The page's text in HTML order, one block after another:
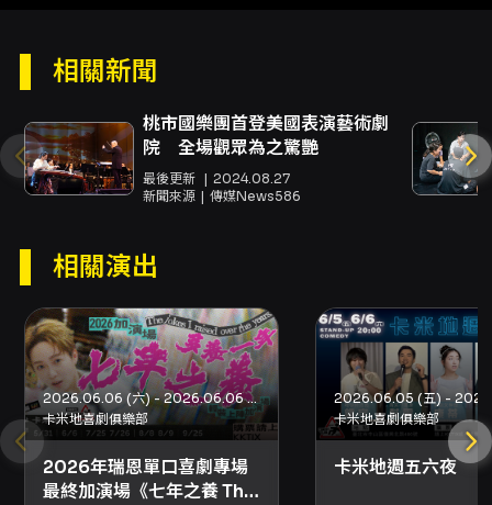
相關新聞
桃市國樂團首登美國表演藝術劇
院 全場觀眾為之驚艷
最後更新
2024.08.27
新聞來源
傳媒News586
相關演出
2026.06.06 (六) - 2026.06.06 (六)
卡米地喜劇俱樂部
2026年瑞恩單口喜劇專場
最終加演場《七年之養 The
卡米地喜劇俱樂部
卡米地週五六夜